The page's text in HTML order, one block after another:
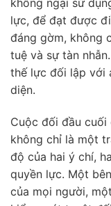
không ngại sử
lực, để đạt được
đáng gờm, không
tuệ và sự tàn
thế lực đối lập với
diện.
Cuộc đối đầu
không chỉ là một
độ của hai ý chí,
quyền lực. Một
của mọi người,